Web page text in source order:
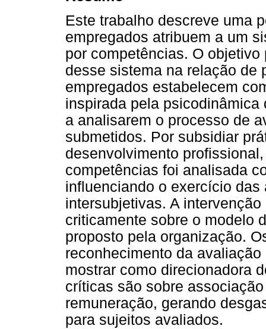
Este trabalho descreve uma
empregados atribuem a um
por competências. O
desse sistema na relação de
empregados estabelecem
inspirada pela
a analisarem o processo de
submetidos. Por subsidiar
desenvolvimento
competências foi analisada
influenciando o exercício
intersubjetivas. A
criticamente sobre o modelo
proposto pela organização.
reconhecimento da
mostrar como direcionadora
críticas são sobre
remuneração, gerando
para sujeitos avaliados.